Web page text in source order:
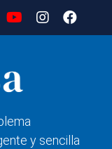
y sencilla